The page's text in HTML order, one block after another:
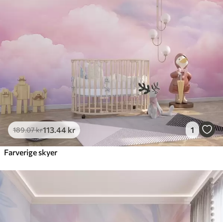
189.07kr113 .44 kr 1
Farverige skyer